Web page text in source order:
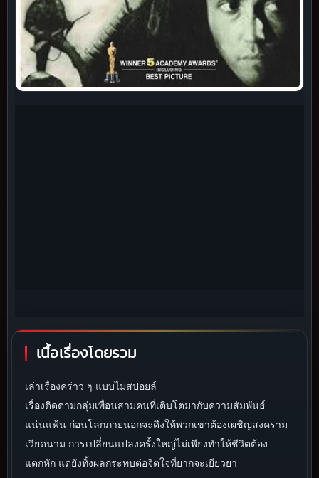
เนื้อเรื่องโดยรวม
เล่าเรื่องคร่าว ๆ แบบไม่สปอยล์
เรื่องติดตามกลุ่มเพื่อนสามคนที่เติบโตมากับความสัมพันธ์
แน่นแฟ้น ก่อนโลกภายนอกจะดึงให้พวกเขาต้องเผชิญสงคราม
เวียดนาม การเปลี่ยนแปลงครั้งใหญ่ไม่เพียงทำให้ชีวิตต้อง
แตกหัก แต่ยังทิ้งผลกระทบต่อจิตใจที่ยากจะเยียวยา